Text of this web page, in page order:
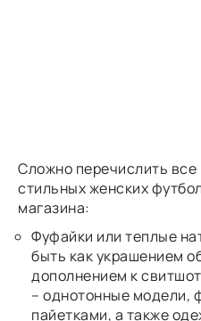
Сложно перечислить
стильных женских
магазина:
Фуфайки или теплые
быть как украшением
дополнением к
– однотонные модели,
пайетками, а также